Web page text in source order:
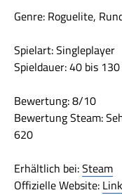
Genre: Roguelite,
Spielart: Singleplayer
Spieldauer: 40 bis
Bewertung: 8/10
Bewertung Steam:
620
Erhältlich bei:Steam
Offizielle Website: Link